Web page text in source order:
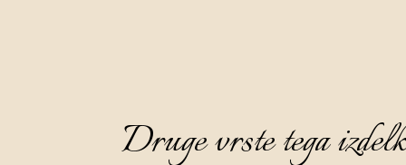
Druge vrste tega